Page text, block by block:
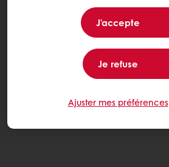
J'accepte
Je refuse
Ajuster mes préférences